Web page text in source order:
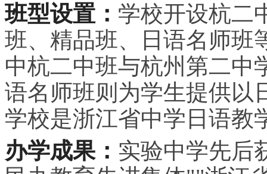
班型设置： 学校开设杭二
班、精品班、日语名师班
中杭二中班与杭州第二中
语名师班则为学生提供以
学校是浙江省中学日语教
办学成果： 实验中学先后